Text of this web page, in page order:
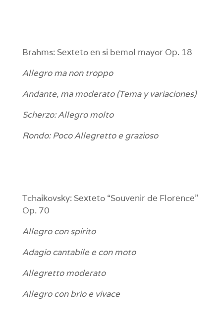
Brahms: Sexteto en si bemol mayor Op. 18
Allegro ma non troppo
Andante, ma moderato (Tema y variaciones)
Scherzo: Allegro molto
Rondo: Poco Allegretto e grazioso
Tchaikovsky: Sexteto “Souvenir de Florence”
Op. 70
Allegro con spirito
Adagio cantabile e con moto
Allegretto moderato
Allegro con brio e vivace